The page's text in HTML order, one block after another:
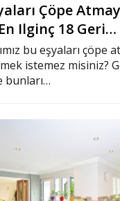
Çöpe
En Ilginç 18 Geri…
bu eşyaları çöpe
istemez misiniz?
bunları…